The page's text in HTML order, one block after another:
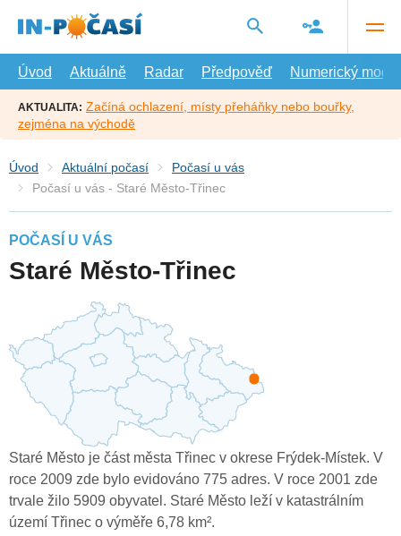
hlavní
Úvod
Aktuálně Radar Předpověď Numerický model
AKTUALITA: Začíná ochlazení, místy přeháňky nebo bouřky,
zejména na východě
Úvod Aktuální počasí
Počasí u vás
Počasí u vás - Staré Město-Třinec
POČASÍ U VÁS
Staré Město-Třinec
Staré Město je část města Třinec v okrese Frýdek-Místek. V
roce 2009 zde bylo evidováno 775 adres. V roce 2001 zde
trvale žilo 5909 obyvatel. Staré Město leží v katastrálním
území Třinec o výměře 6,78 km².